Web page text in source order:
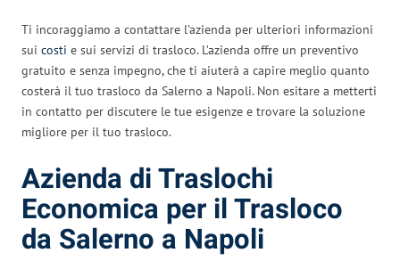
Ti incoraggiamo a contattare l’azienda per ulteriori informazioni
sui costi e sui servizi di trasloco. L’azienda offre un preventivo
gratuito e senza impegno, che ti aiuterà a capire meglio quanto
costerà il tuo trasloco da Salerno a Napoli. Non esitare a metterti
in contatto per discutere le tue esigenze e trovare la soluzione
migliore per il tuo trasloco.
Azienda di Traslochi
Economica per il Trasloco
da Salerno a Napoli